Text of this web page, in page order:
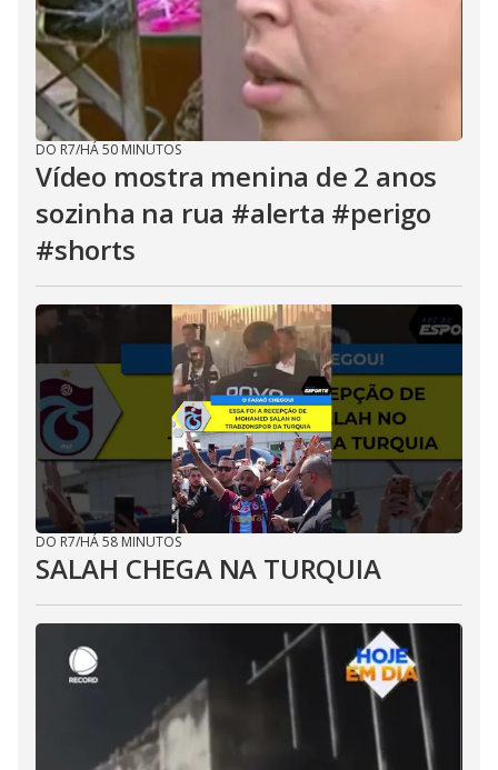
DO R7/HÁ 50 MINUTOS
Vídeo mostra menina de 2 anos
sozinha na rua #alerta #perigo
#shorts
DO R7/HÁ 58 MINUTOS
SALAH CHEGA NA TURQUIA